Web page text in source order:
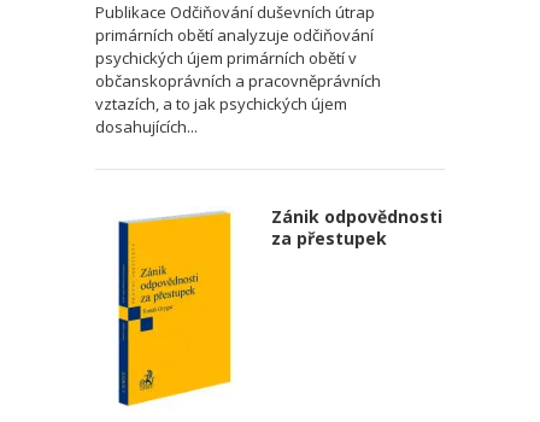
Publikace Odčiňování duševních útrap
primárních obětí analyzuje odčiňování
psychických újem primárních obětí v
občanskoprávních a pracovněprávních
vztazích, a to jak psychických újem
dosahujících...
Zánik odpovědnosti
za přestupek